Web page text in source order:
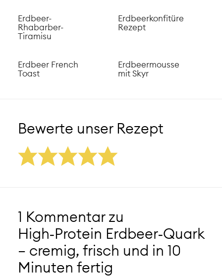
Erdbeer-
Rhabarber-
Tiramisu
Erdbeerkonfitüre
Rezept
Erdbeer French
Toast
Erdbeermousse
mit Skyr
Bewerte unser Rezept
1 Kommentar zu
High‑Protein Erdbeer‑Quark
– cremig, frisch und in 10
Minuten fertig